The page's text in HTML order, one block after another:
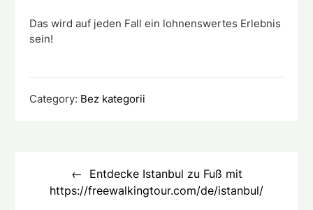
Das wird auf jeden Fall ein lohnenswertes Erlebnis
sein!
Category: Bez kategorii
Entdecke Istanbul zu Fuß mit
https://freewalkingtour.com/de/istanbul/